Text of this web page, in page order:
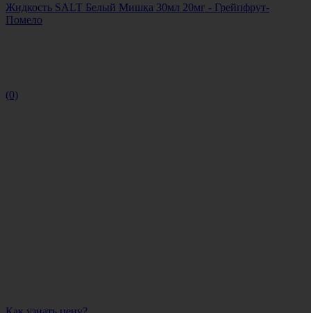
Жидкость SALT Белый Мишка 30мл 20мг - Грейпфрут-
Помело
(0)